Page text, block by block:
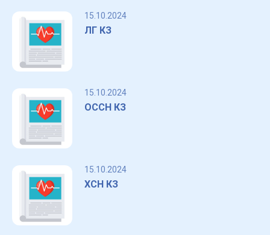
15.10.2024
ЛГ КЗ
15.10.2024
ОССН КЗ
15.10.2024
ХСН КЗ